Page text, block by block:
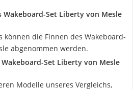
Wakeboard-Set Liberty von Mesle
können die Finnen des Wakeboard-
abgenommen werden.
Set Liberty von Mesle
Modelle unseres Vergleichs,